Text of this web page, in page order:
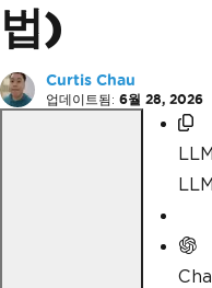
법)
Curtis Chau
업데이트됨: 6월 28, 2026